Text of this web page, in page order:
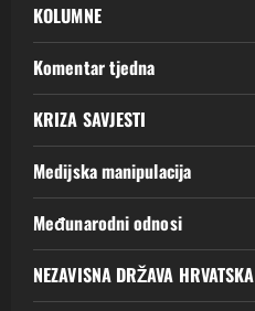
KOLUMNE
Komentar tjedna
KRIZA SAVJESTI
Medijska manipulacija
Međunarodni odnosi
NEZAVISNA DRŽAVA HRVATSKA